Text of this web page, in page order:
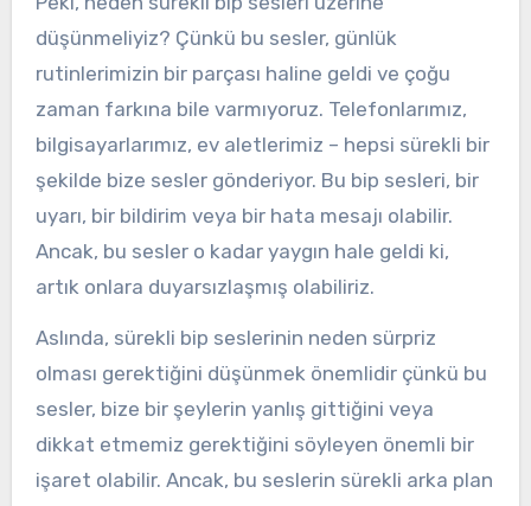
düşünmeliyiz? Çünkü bu sesler, günlük
rutinlerimizin bir parçası haline geldi ve çoğu
zaman farkına bile varmıyoruz. Telefonlarımız,
bilgisayarlarımız, ev aletlerimiz – hepsi sürekli bir
şekilde bize sesler gönderiyor. Bu bip sesleri, bir
uyarı, bir bildirim veya bir hata mesajı olabilir.
Ancak, bu sesler o kadar yaygın hale geldi ki,
artık onlara duyarsızlaşmış olabiliriz.
Aslında, sürekli bip seslerinin neden sürpriz
olması gerektiğini düşünmek önemlidir çünkü bu
sesler, bize bir şeylerin yanlış gittiğini veya
dikkat etmemiz gerektiğini söyleyen önemli bir
işaret olabilir. Ancak, bu seslerin sürekli arka plan